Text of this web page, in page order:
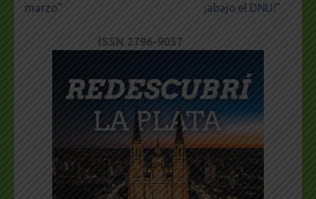
marzo”
¡abajo el DNU!”
ISSN 2796-9037